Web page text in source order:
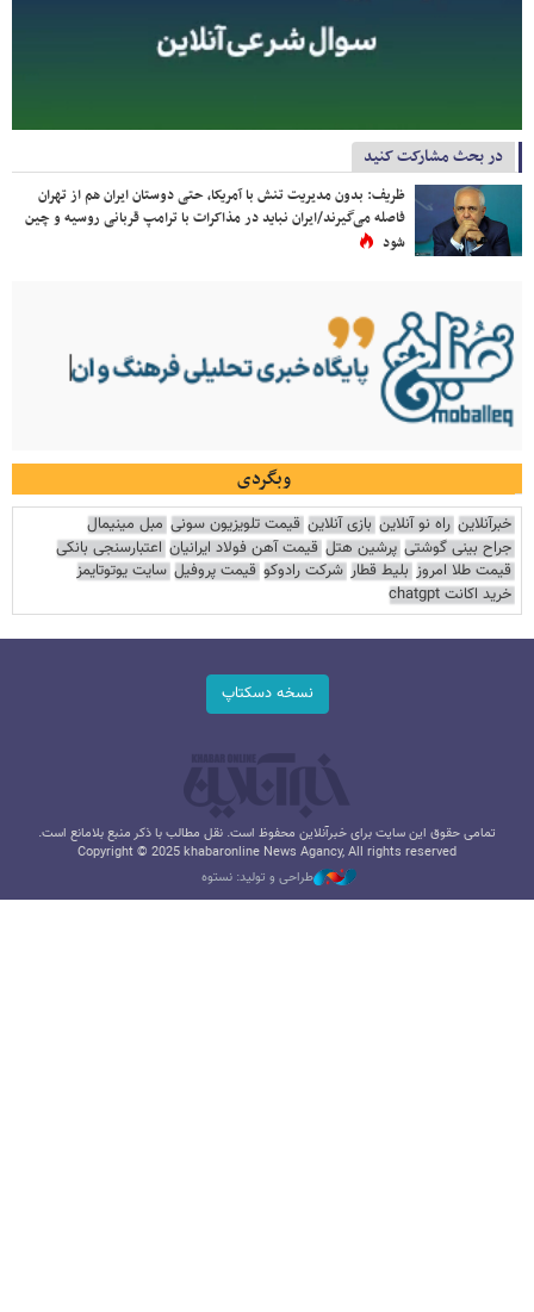
در بحث مشارکت کنید
ظریف: بدون مدیریت تنش با آمریکا، حتی دوستان ایران هم از تهران
فاصله می‌گیرند/ایران نباید در مذاکرات با ترامپ قربانی روسیه و چین
شود
وبگردی
خبرآنلاین راه نو آنلاین بازی آنلاین قیمت تلویزیون سونی مبل مینیمال
جراح بینی گوشتی پرشین هتل قیمت آهن فولاد ایرانیان اعتبارسنجی بانکی
قیمت طلا امروز بلیط قطار شرکت رادوکو قیمت پروفیل سایت یوتوتایمز
خرید اکانت chatgpt
نسخه دسکتاپ
تمامی حقوق این سایت برای خبرآنلاین محفوظ است. نقل مطالب با ذکر منبع بلامانع است.
Copyright © 2025 khabaronline News Agancy, All rights reserved
طراحی و تولید: نستوه